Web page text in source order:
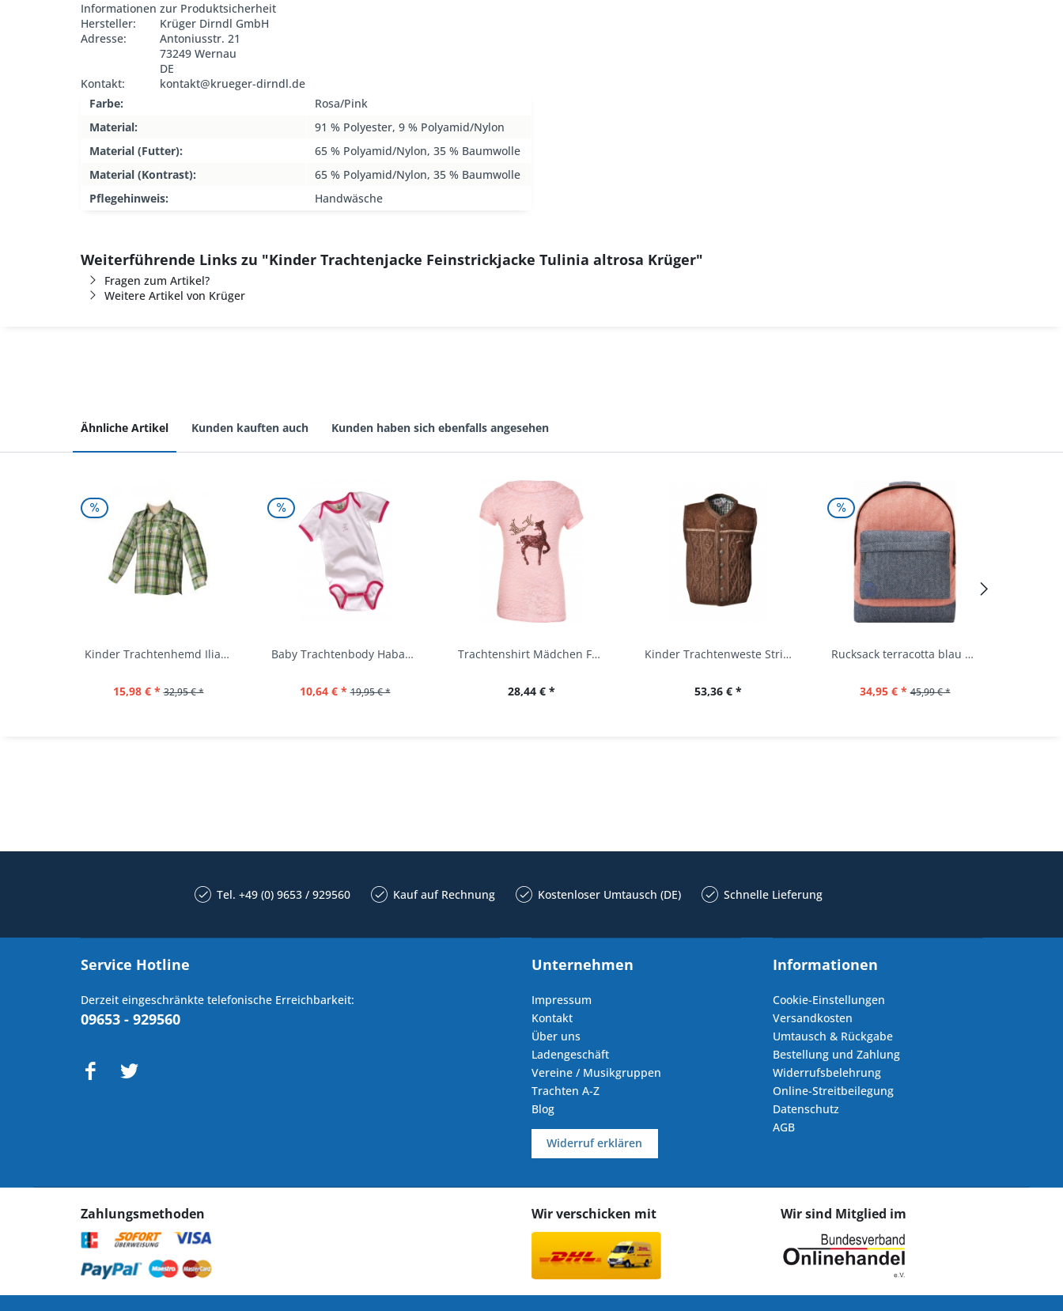
Informationen zur Produktsicherheit
Hersteller:
Krüger Dirndl GmbH
Adresse:
Antoniusstr. 21
73249 Wernau
DE
Kontakt:
kontakt@krueger-dirndl.de
Farbe:
Rosa/Pink
Material:
91 % Polyester, 9 % Polyamid/Nylon
Material (Futter):
65 % Polyamid/Nylon, 35 % Baumwolle
Material (Kontrast):
65 % Polyamid/Nylon, 35 % Baumwolle
Pflegehinweis:
Handwäsche
Weiterführende Links zu "Kinder Trachtenjacke Feinstrickjacke Tulinia altrosa Krüger"
Fragen zum Artikel?
Weitere Artikel von Krüger
Ähnliche Artikel Kunden kauften auch Kunden haben sich ebenfalls angesehen
Kinder Trachtenhemd Ilias giftgrün langarm...
15,98 € * 32,95 € *
Baby Trachtenbody Habach weiß/pink Isar Trachten
10,64 € * 19,95 € *
Trachtenshirt Mädchen Feli Kids rosa orchidee...
28,44 € *
Kinder Trachtenweste Strickweste Schirmitz...
53,36 € *
Rucksack terracotta blau navy Mi-Pac...
34,95 € * 45,99 € *
Tel. +49 (0) 9653 / 929560 Kauf auf Rechnung Kostenloser Umtausch (DE) Schnelle Lieferung
Service Hotline
Derzeit eingeschränkte telefonische Erreichbarkeit:
09653 - 929560
Unternehmen
Impressum
Kontakt
Über uns
Ladengeschäft
Vereine / Musikgruppen
Trachten A-Z
Blog
Widerruf erklären
Informationen
Cookie-Einstellungen
Versandkosten
Umtausch & Rückgabe
Bestellung und Zahlung
Widerrufsbelehrung
Online-Streitbeilegung
Datenschutz
AGB
Zahlungsmethoden Wir verschicken mit Wir sind Mitglied im